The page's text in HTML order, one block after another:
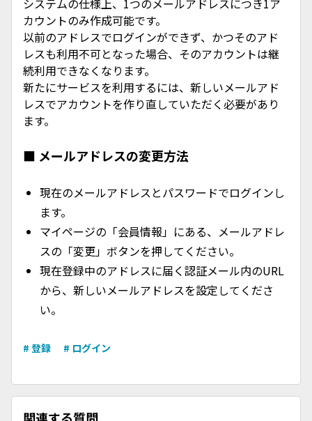
カウントのみ作成可能です。
以前のアドレスでログインができず、かつそのアド
レスも利用不可となった場合、そのアカウントは継
続利用できなくなります。
新たにサービスを利用するには、新しいメールアド
レスでアカウントを作り直していただく必要があり
ます。
■ メールアドレスの変更方法
現在のメールアドレスとパスワードでログインし
ます。
マイページの「会員情報」にある、メールアドレ
スの「変更」ボタンを押してください。
現在登録中のアドレスに届く認証メール内のURL
から、新しいメールアドレスを設定してくださ
い。
# 登録 # ログイン
関連する質問